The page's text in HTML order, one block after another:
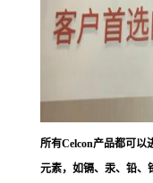
所有Celcon产品都可以
元素，如镉、汞、铅